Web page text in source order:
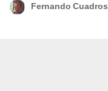
Fernando Cuadros